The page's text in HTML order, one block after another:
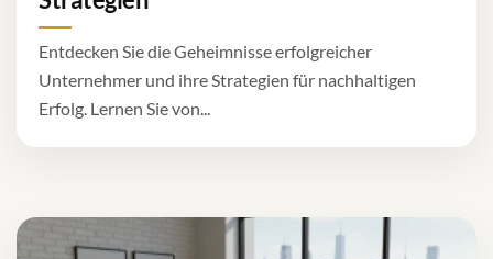
Entdecken Sie die Geheimnisse erfolgreicher
Unternehmer und ihre Strategien für nachhaltigen
Erfolg. Lernen Sie von...